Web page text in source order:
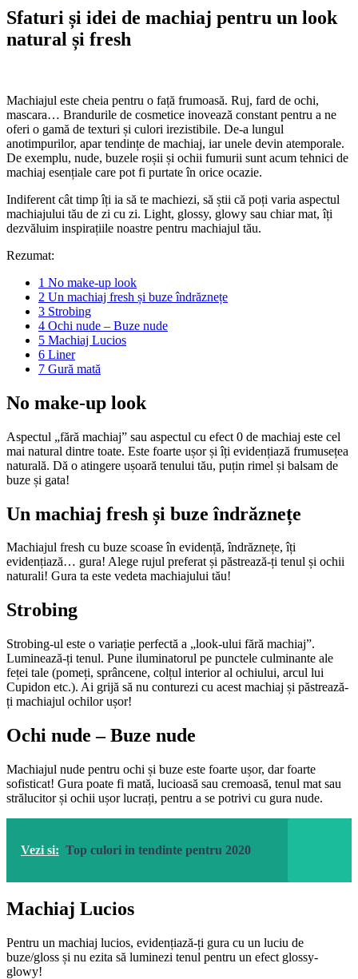
Sfaturi și idei de machiaj pentru un look
natural și fresh
Machiajul este cheia pentru o față frumoasă. Ruj, fard de ochi,
mascara… Brandurile de cosmetice inovează constant pentru a ne
oferi o gamă de texturi și culori irezistibile. De-a lungul
anotimpurilor, apar tendințe de machiaj, iar unele devin atemporale.
De exemplu, nude, buzele roșii și ochii fumurii sunt acum tehnici de
machiaj esențiale care pot fi purtate în orice ocazie.
Indiferent cât timp îți ia să te machiezi, să știi că poți varia aspectul
machiajului tău de zi cu zi. Light, glossy, glowy sau chiar mat, îți
dezvăluim inspirațiile noastre pentru machiajul tău.
Rezumat:
1 No make-up look
2 Un machiaj fresh și buze îndrăznețe
3 Strobing
4 Ochi nude – Buze nude
5 Machiaj Lucios
6 Liner
7 Gură mată
No make-up look
Aspectul „fără machiaj” sau aspectul cu efect 0 de machiaj este cel
mai natural dintre toate. Este foarte ușor și îți evidențiază frumusețea
naturală. Dă o atingere ușoară tenului tău, puțin rimel și balsam de
buze și gata!
Un machiaj fresh și buze îndrăznețe
Machiajul fresh cu buze scoase în evidență, îndrăznețe, îți
evidențiază… gura! Alege rujul preferat și păstrează-ți tenul și ochii
naturali! Gura ta este vedeta machiajului tău!
Strobing
Strobing-ul este o variație perfectă a „look-ului fără machiaj”.
Luminează-ți tenul. Pune iluminatorul pe punctele culminante ale
feței tale (pomeți, sprâncene, colțul interior al ochiului, arcul lui
Cupidon etc.). Ai grijă să nu conturezi cu acest machiaj și păstrează-
ți machiajul ochilor ușor!
Ochi nude – Buze nude
Machiajul nude pentru ochi și buze este foarte ușor, dar foarte
sofisticat! Gura poate fi mată, lucioasă sau cremoasă, tenul mat sau
strălucitor și ochii ușor lucrați, pentru a se potrivi cu gura nude.
Vezi si: Top culori in tendinte pentru 2020
Machiaj Lucios
Pentru un machiaj lucios, evidențiază-ți gura cu un luciu de
buze/gloss și nu ezita să luminezi tenul pentru un efect glossy-
glowy!